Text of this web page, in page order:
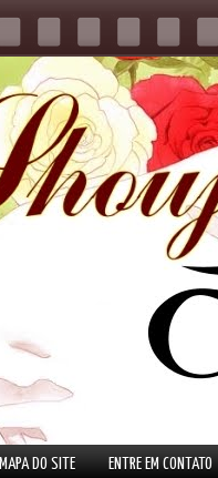
MAPA DO SITE ENTRE EM CONTATO